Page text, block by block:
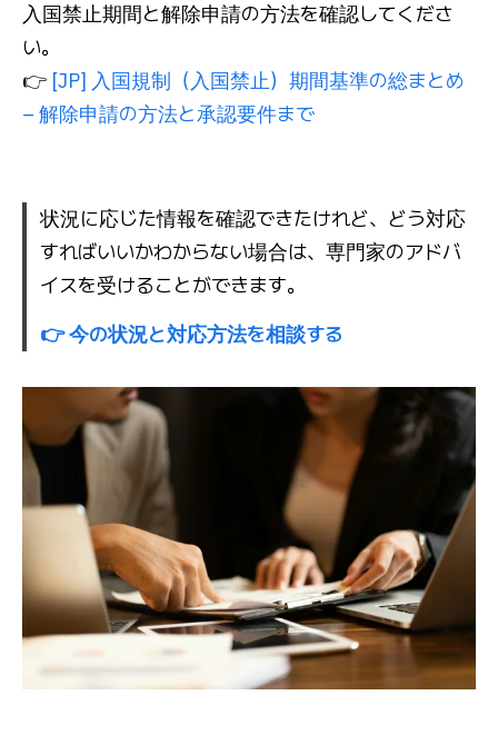
入国禁止期間と解除申請の方法を確認してくださ
い。
👉 [JP] 入国規制（入国禁止）期間基準の総まとめ
– 解除申請の方法と承認要件まで
状況に応じた情報を確認できたけれど、どう対応
すればいいかわからない場合は、専門家のアドバ
イスを受けることができます。
👉 今の状況と対応方法を相談する